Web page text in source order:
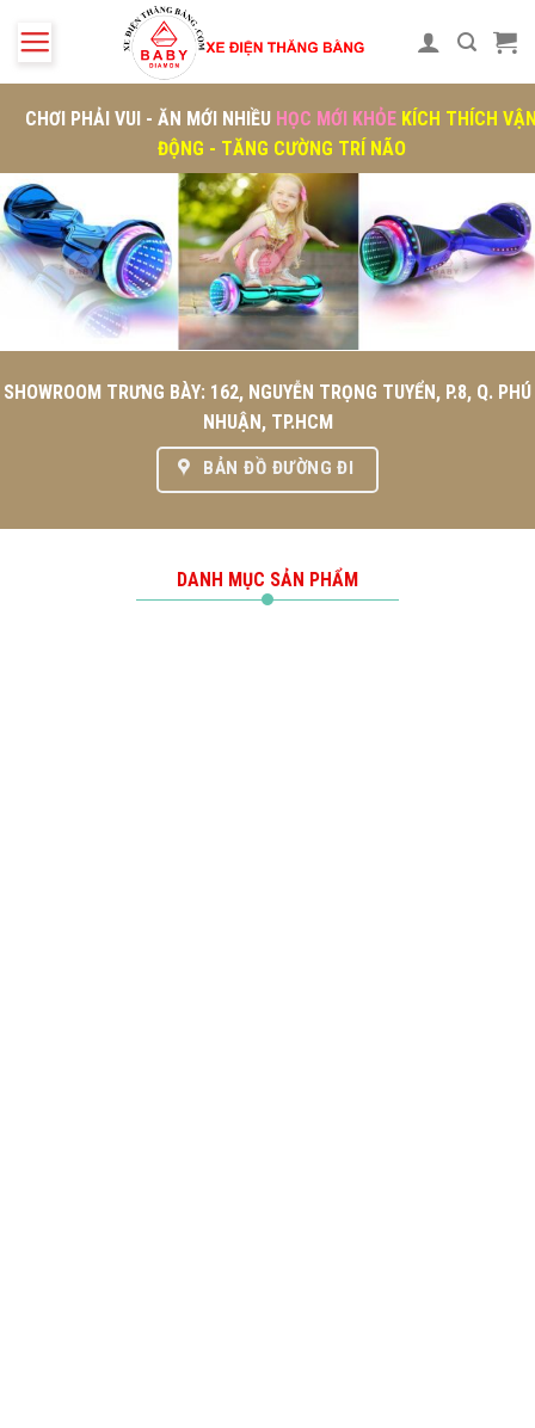
CHƠI PHẢI VUI - ĂN MỚI NHIỀU HỌC MỚI KHỎE KÍCH THÍCH
ĐỘNG - TĂNG CƯỜNG TRÍ NÃO
SHOWROOM TRƯNG BÀY: 162, NGUYỄN TRỌNG TUYỂN, P.8, Q. PHÚ
NHUẬN, TP.HCM
BẢN ĐỒ ĐƯỜNG ĐI
DANH MỤC SẢN PHẨM